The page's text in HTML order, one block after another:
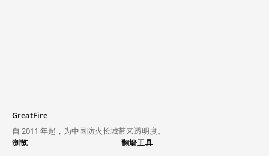
GreatFire
自 2011 年起，为中国防火长城带来透明度。
浏览
翻墙工具